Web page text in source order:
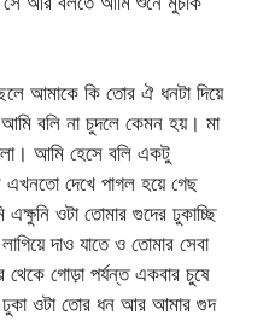
আমাকে কি তোর ঐ ধনটা দিয়ে
আমি বলি না চুদলে কেমন হয়। মা
আমি হেসে বলি একটু
এখনতো দেখে পাগল হয়ে গেছ
ওটা তোমার গুদের ঢুকাচ্ছি
দাও যাতে ও তোমার সেবা
গোড়া পর্যন্ত একবার চুষে
ঢুকা ওটা তোর ধন আর আমার গুদ